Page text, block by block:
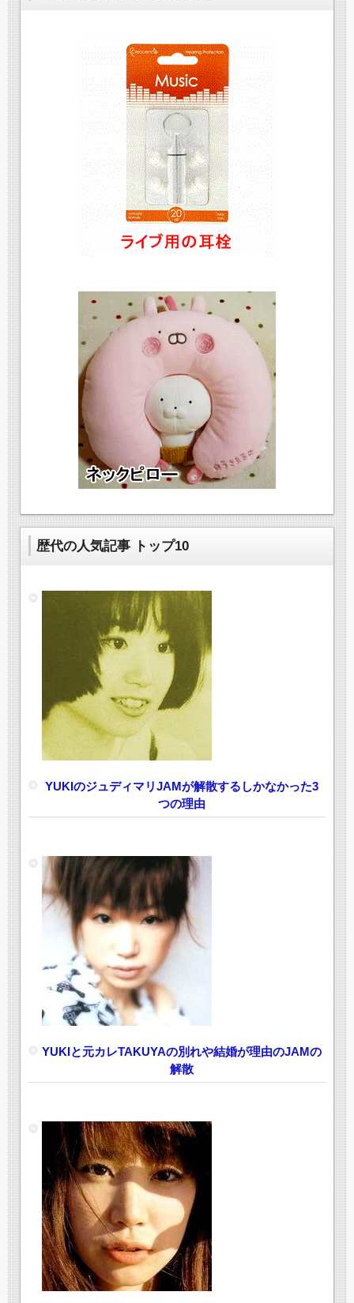
歴代の人気記事 トップ10
YUKIのジュディマリJAMが解散するしかなかった3
つの理由
YUKIと元カレTAKUYAの別れや結婚が理由のJAMの
解散